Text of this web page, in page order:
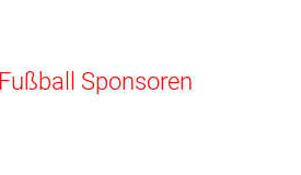
Sponsoren